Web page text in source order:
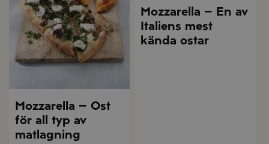
Mozzarella – Ost
för all typ av
matlagning
Mozzarella – En av
Italiens mest
kända ostar